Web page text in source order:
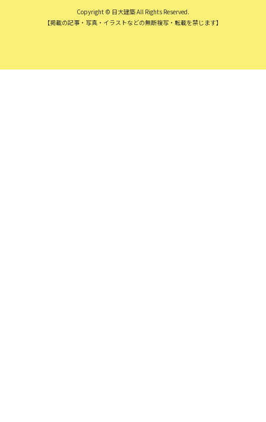
Copyright © 日大建築 All Rights Reserved.
【掲載の記事・写真・イラストなどの無断複写・転載を禁じます】